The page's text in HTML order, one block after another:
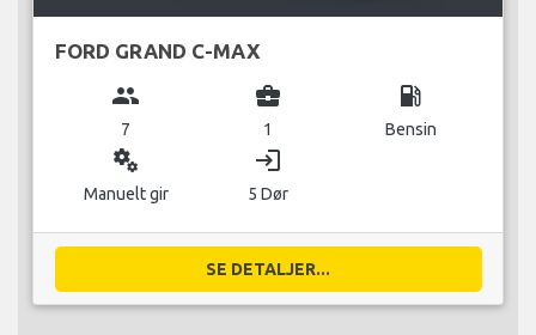
FORD GRAND C-MAX
group
7
business_center
1
local_gas_station
Bensin
miscellaneous_services
Manuelt gir
login
5 Dør
SE DETALJER...